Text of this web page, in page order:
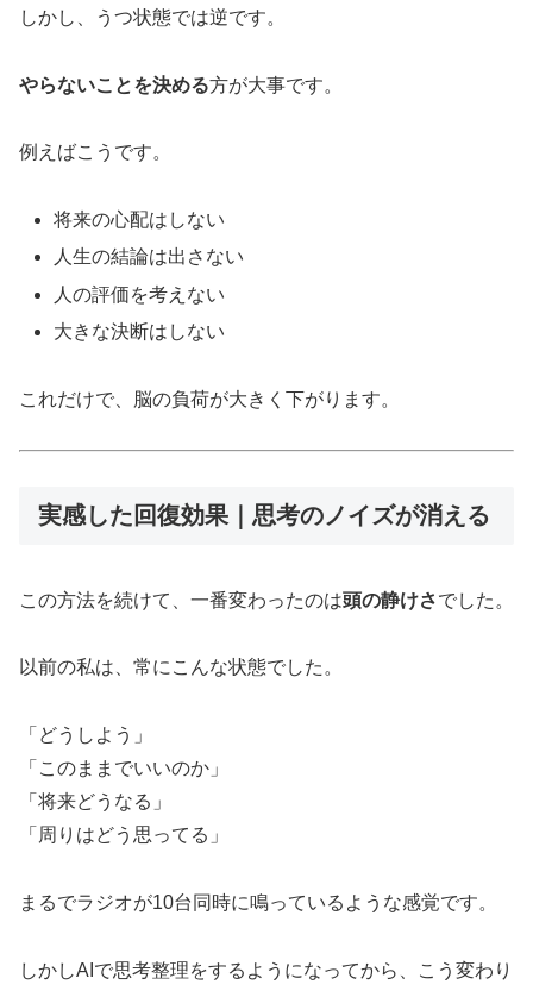
しかし、うつ状態では逆です。
やらないことを決める方が大事です。
例えばこうです。
将来の心配はしない
人生の結論は出さない
人の評価を考えない
大きな決断はしない
これだけで、脳の負荷が大きく下がります。
実感した回復効果｜思考のノイズが消える
この方法を続けて、一番変わったのは頭の静けさでした。
以前の私は、常にこんな状態でした。
「どうしよう」
「このままでいいのか」
「将来どうなる」
「周りはどう思ってる」
まるでラジオが10台同時に鳴っているような感覚です。
しかしAIで思考整理をするようになってから、こう変わり